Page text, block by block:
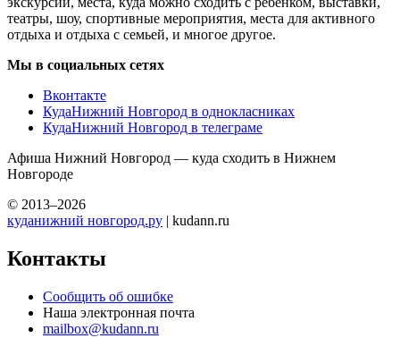
театры, шоу, спортивные мероприятия, места для активного
отдыха и отдыха с семьей, и многое другое.
Мы в социальных сетях
Вконтакте
КудаНижний Новгород в однокласниках
КудаНижний Новгород в телеграме
Афиша Нижний Новгород — куда сходить в Нижнем
Новгороде
© 2013–2026
куданижний новгород.ру | kudann.ru
Контакты
Сообщить об ошибке
Наша электронная почта
mailbox@kudann.ru